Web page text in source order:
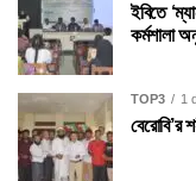
ইবিতে
কর্মশালা
TOP3 1
বেরোবি’র